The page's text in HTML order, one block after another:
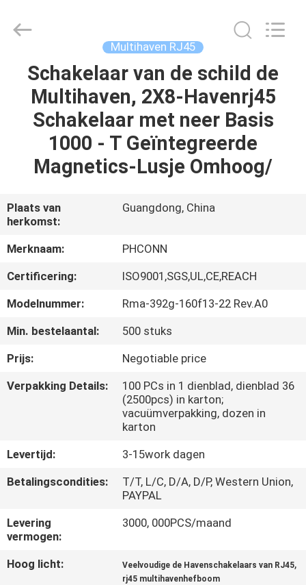
HUIS
PRODUCTEN
ONGEVEER
FABRIEKSREIS
KWALITEITSCONTROLE
CONTACTEER
ONS
VR
SITEMAP
PRIVACY
POLICY
Reserved.
Multihaven RJ45
Schakelaar van de schild de
Multihaven, 2X8-Havenrj45
Schakelaar met neer Basis
1000 - T Geïntegreerde
Magnetics-Lusje Omhoog/
Plaats van
herkomst:
Guangdong, China
Merknaam:
PHCONN
Certificering:
ISO9001,SGS,UL,CE,REACH
Modelnummer:
Rma-392g-160f13-22 Rev.A0
Min. bestelaantal:
500 stuks
Prijs:
Negotiable price
Verpakking Details:
100 PCs in 1 dienblad, dienblad 36
(2500pcs) in karton;
vacuümverpakking, dozen in
karton
Levertijd:
3-15work dagen
Betalingscondities:
T/T, L/C, D/A, D/P, Western Union,
PAYPAL
Levering
vermogen:
3000, 000PCS/maand
Hoog licht: Veelvoudige de Havenschakelaars van RJ45,
rj45 multihavenhefboom